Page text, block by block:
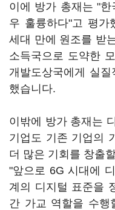
이에 방가 총재는 "
우 훌륭하다"고 평가
세대 만에 원조를 받
소득국으로 도약한
개발도상국에게 실
했습니다.
이밖에 방가 총재는
기업도 기존 기업의
더 많은 기회를 창출
"앞으로 6G 시대에
계의 디지털 표준을
간 가교 역할을 수행